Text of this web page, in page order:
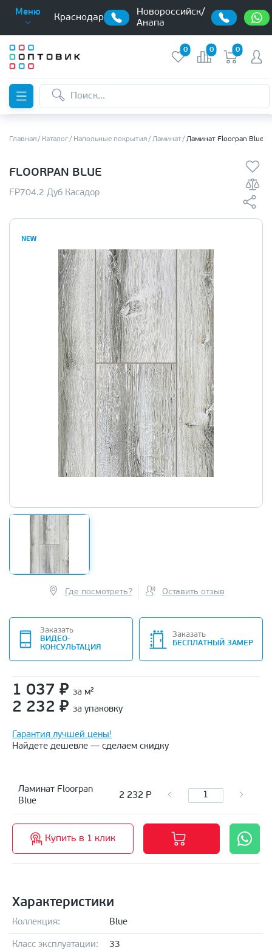
Меню
Краснодар
Новороссийск/
Анапа
0 0 0
Главная Каталог Напольные покрытия Ламинат Ламинат Floorpan Blue
FLOORPAN BLUE
FP704.2 Дуб Касадор
Где посмотреть? Оставить отзыв
Заказать
ВИДЕО-
КОНСУЛЬТАЦИЯ
Заказать
БЕСПЛАТНЫЙ ЗАМЕР
1 037 ₽ за м²
2 232 ₽ за упаковку
Гарантия лучшей цены!
Найдете дешевле — сделаем скидку
Ламинат Floorpan
Blue
2 232 Р
Купить в 1 клик
Характеристики
Коллекция: Blue
Класс эксплуатации: 33